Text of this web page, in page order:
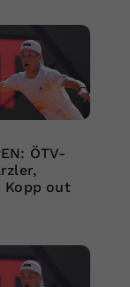
ÖTV-
Kopp out